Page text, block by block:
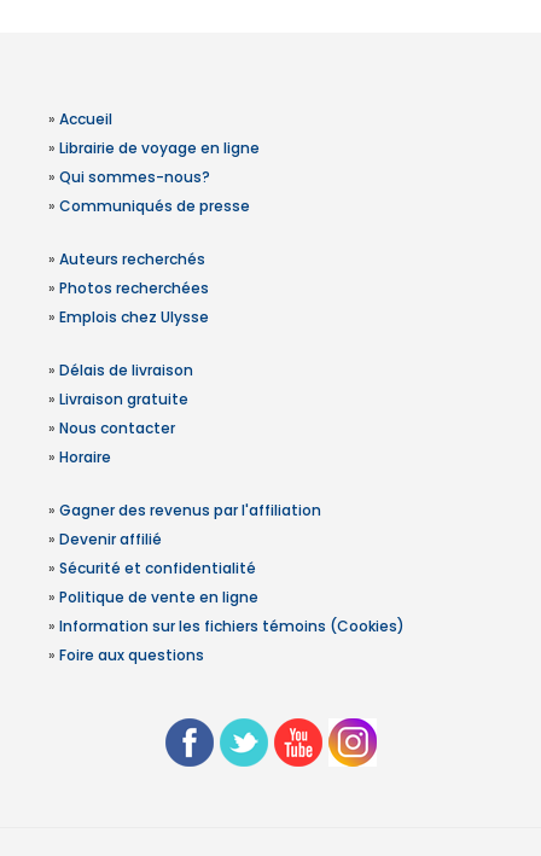
» Accueil
» Librairie de voyage en ligne
» Qui sommes-nous?
» Communiqués de presse
» Auteurs recherchés
» Photos recherchées
» Emplois chez Ulysse
» Délais de livraison
» Livraison gratuite
» Nous contacter
» Horaire
» Gagner des revenus par l'affiliation
» Devenir affilié
» Sécurité et confidentialité
» Politique de vente en ligne
» Information sur les fichiers témoins (Cookies)
» Foire aux questions